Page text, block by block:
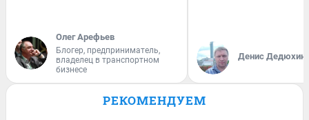
Олег Арефьев
Блогер, предприниматель,
владелец в транспортном
бизнесе
Денис Дедюхин
РЕКОМЕНДУЕМ